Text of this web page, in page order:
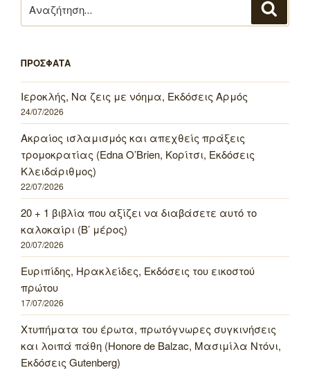
για:
ΠΡΟΣΦΑΤΑ
Ιεροκλής, Να ζεις με νόημα, Εκδόσεις Αρμός
24/07/2026
Ακραίος ισλαμισμός και απεχθείς πράξεις
τρομοκρατίας (Edna O’Brien, Κορίτσι, Εκδόσεις
Κλειδάριθμος)
22/07/2026
20 + 1 βιβλία που αξίζει να διαβάσετε αυτό το
καλοκαίρι (Β’ μέρος)
20/07/2026
Ευριπίδης, Ηρακλείδες, Εκδόσεις του εικοστού
πρώτου
17/07/2026
Χτυπήματα του έρωτα, πρωτόγνωρες συγκινήσεις
και λοιπά πάθη (Honore de Balzac, Μασιμίλα Ντόνι,
Εκδόσεις Gutenberg)